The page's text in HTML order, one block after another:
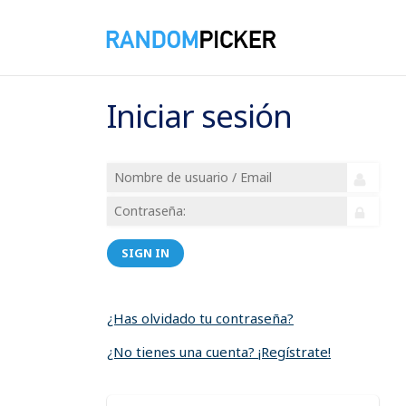
Iniciar sesión
SIGN IN
¿Has olvidado tu contraseña?
¿No tienes una cuenta? ¡Regístrate!